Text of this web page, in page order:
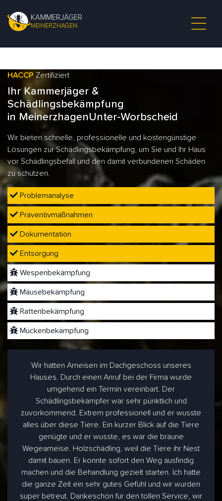
KAMMERJÄGER
MEINERZHAGEN
HACCP Zertifiziert
Ihr Kammerjäger &
Schädlingsbekämpfung
in MeinerzhagenUnter-Worbscheid
Wir bieten schnelle, professionelle und kostengünstige
Lösungen zur Schädlingsbekämpfung, um Sie und Ihr Haus
vor Schädlingsbefall und den damit verbundenen Schäden
zu schützen.
Problemanalyse
Präventivmaßnahmen
Dokumentation
Entsorgung
Wespenbekämpfung
Mäusebekämpfung
Rattenbekämpfung
Mückenbekämpfung
Wir hatten Ameisen im Dachgeschoss unseres
Hauses. Durch einen Anruf bei der Firma wurde
umgehend ein Termin vereinbart. Der
Schädlingsbekämpfer war sehr pünktlich und
zuvorkommend. Extrem professionell und er wusste
alles über diese Tiere. Ein kurzer Blick auf die Tiere
genügte und er wusste, es war die braune
Wegeameise. Holzschädling, weil die Tiere ihr Nest
damit bauen. Er konnte sofort den Weg ausfindig
machen und die Behandlung gezielt starten. Ich hatte
die ganze Zeit ein sehr gutes Gefühl und wir wurden
super betreut. Dankeschön für den tollen Service, wir